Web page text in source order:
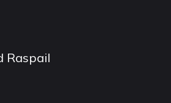
Raspail